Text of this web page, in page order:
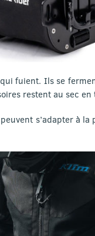
fuient. Ils se
restent au sec
s’adapter à